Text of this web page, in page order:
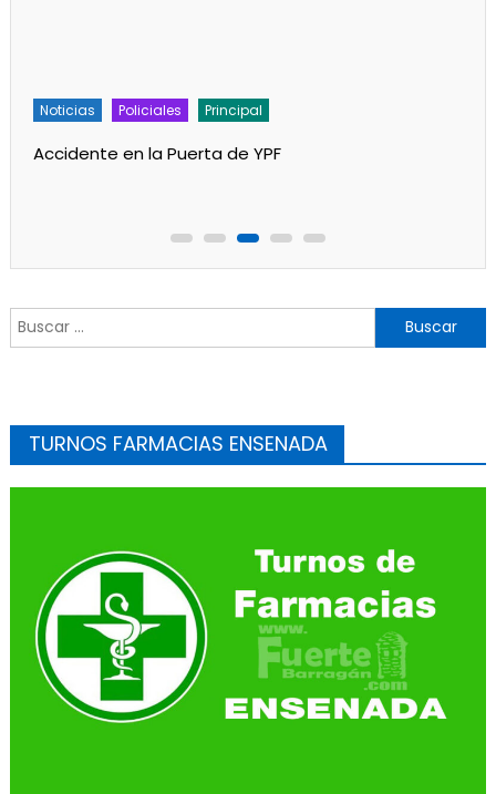
Noticias Policiales Principal
Accidente en la Puerta de YPF
Buscar:
TURNOS FARMACIAS ENSENADA